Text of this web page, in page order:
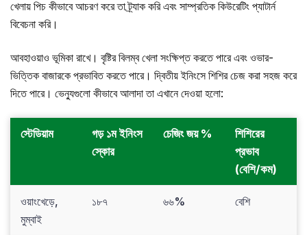
খেলায় পিচ কীভাবে আচরণ করে তা ট্র্যাক করি এবং সাম্প্রতিক কিউরেটিং প্যাটার্ন
বিবেচনা করি।
আবহাওয়াও ভূমিকা রাখে। বৃষ্টির বিলম্ব খেলা সংক্ষিপ্ত করতে পারে এবং ওভার-
ভিত্তিক বাজারকে প্রভাবিত করতে পারে। দ্বিতীয় ইনিংসে শিশির চেজ করা সহজ করে
দিতে পারে। ভেন্যুগুলো কীভাবে আলাদা তা এখানে দেওয়া হলো:
স্টেডিয়াম
গড় ১ম ইনিংস
স্কোর
চেজিং জয় %
শিশিরের
প্রভাব
(বেশি/কম)
ওয়াংখেড়ে,
মুম্বাই
১৮৭ ৬৬% বেশি